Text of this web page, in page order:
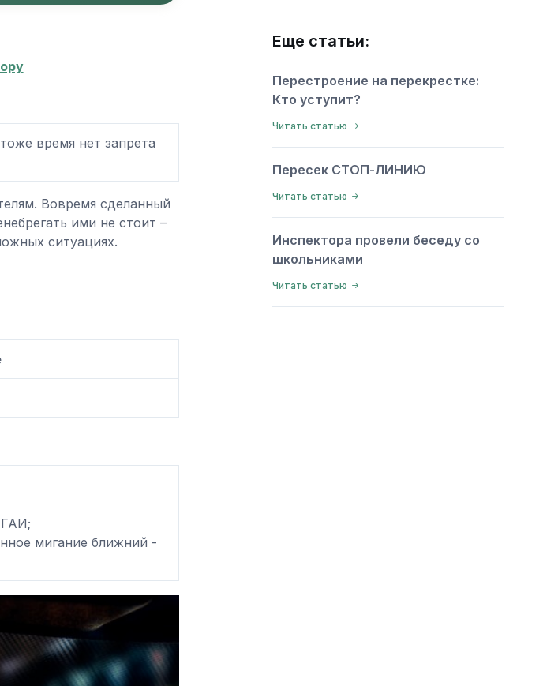
время нет запрета
Вовремя сделанный
ими не стоит –
ситуациях.
ГАИ;
мигание ближний -
Еще статьи:
Перестроение на перекрестке:
Кто уступит?
Читать статью
Пересек СТОП-ЛИНИЮ
Читать статью
Инспектора провели беседу со
школьниками
Читать статью